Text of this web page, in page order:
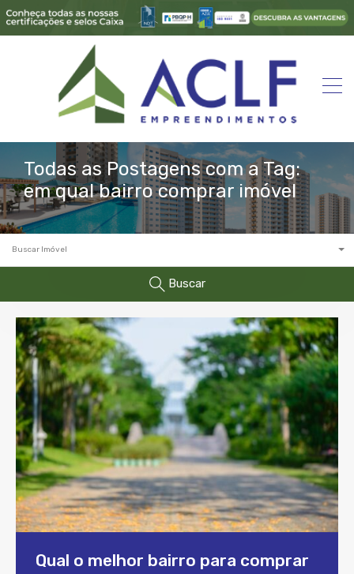
Todas as Postagens com a Tag:
em qual bairro comprar imóvel
Buscar Imóvel
Buscar
Qual o melhor bairro para comprar